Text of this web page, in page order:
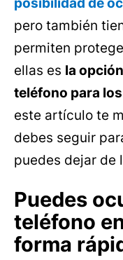
pero también
permiten
ellas es la
teléfono para
este artículo te
debes seguir
puedes dejar de
Puedes
teléfono
forma